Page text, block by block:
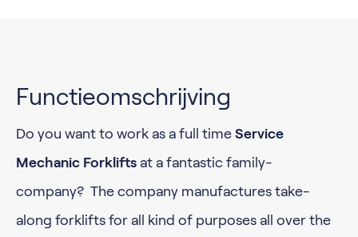
Functieomschrijving
Do you want to work as a full time Service
Mechanic Forklifts at a fantastic family-
company? The company manufactures take-
along forklifts for all kind of purposes all over the